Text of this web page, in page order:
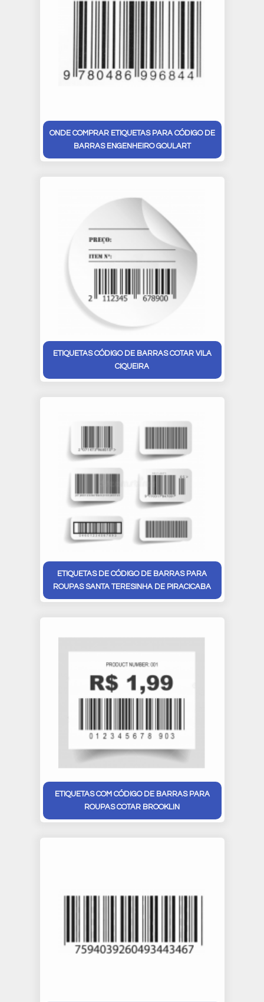
ONDE COMPRAR ETIQUETAS PARA CÓDIGO DE
BARRAS ENGENHEIRO GOULART
ETIQUETAS CÓDIGO DE BARRAS COTAR VILA
CIQUEIRA
ETIQUETAS DE CÓDIGO DE BARRAS PARA
ROUPAS SANTA TERESINHA DE PIRACICABA
ETIQUETAS COM CÓDIGO DE BARRAS PARA
ROUPAS COTAR BROOKLIN